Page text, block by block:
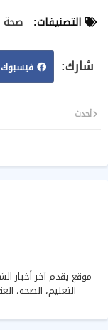
التصنيفات: صحة
فيسبوك
أحدث
موقع يقدم آخر أخبار
التعليم، الصحة،